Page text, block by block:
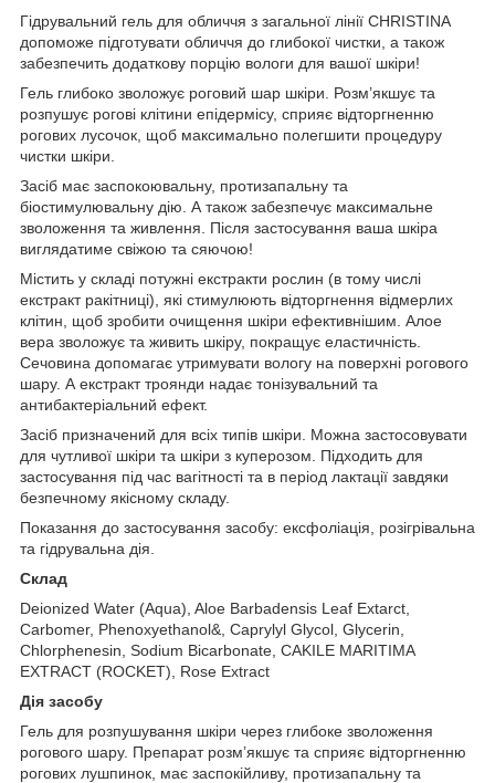
Гідрувальний гель для обличчя з загальної лінії CHRISTINA
допоможе підготувати обличчя до глибокої чистки, а також
забезпечить додаткову порцію вологи для вашої шкіри!
Гель глибоко зволожує роговий шар шкіри. Розм’якшує та
розпушує рогові клітини епідермісу, сприяє відторгненню
рогових лусочок, щоб максимально полегшити процедуру
чистки шкіри.
Засіб має заспокоювальну, протизапальну та
біостимулювальну дію. А також забезпечує максимальне
зволоження та живлення. Після застосування ваша шкіра
виглядатиме свіжою та сяючою!
Містить у складі потужні екстракти рослин (в тому числі
екстракт ракітниці), які стимулюють відторгнення відмерлих
клітин, щоб зробити очищення шкіри ефективнішим. Алое
вера зволожує та живить шкіру, покращує еластичність.
Сечовина допомагає утримувати вологу на поверхні рогового
шару. А екстракт троянди надає тонізувальний та
антибактеріальний ефект.
Засіб призначений для всіх типів шкіри. Можна застосовувати
для чутливої шкіри та шкіри з куперозом. Підходить для
застосування під час вагітності та в період лактації завдяки
безпечному якісному складу.
Показання до застосування засобу: ексфоліація, розігрівальна
та гідрувальна дія.
Склад
Deionized Water (Aqua), Aloe Barbadensis Leaf Extarct,
Carbomer, Phenoxyethanol&, Caprylyl Glycol, Glycerin,
Chlorphenesin, Sodium Bicarbonate, CAKILE MARITIMA
EXTRACT (ROCKET), Rose Extract
Дія засобу
Гель для розпушування шкіри через глибоке зволоження
рогового шару. Препарат розм’якшує та сприяє відторгненню
рогових лушпинок, має заспокійливу, протизапальну та